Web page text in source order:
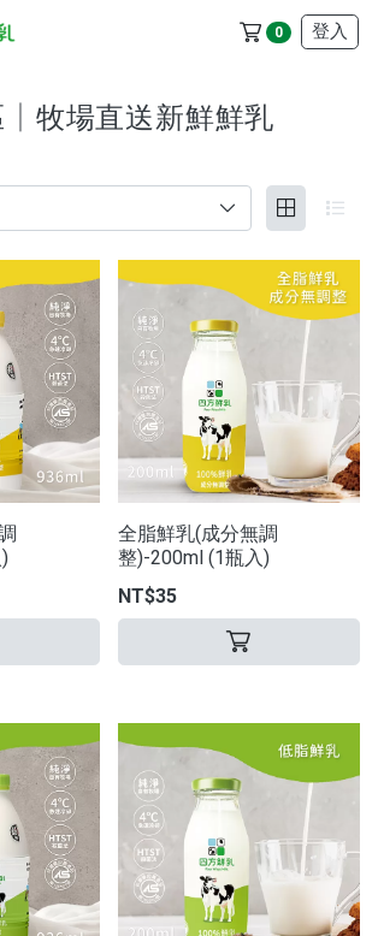
0 登入
│牧場直送新鮮鮮乳
全脂鮮乳(成分無調
整)-200ml (1瓶入)
NT$35